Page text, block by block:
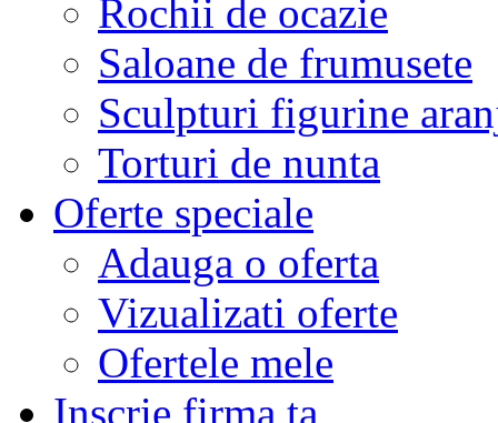
Rochii de ocazie
Saloane de frumusete
Sculpturi figurine
Torturi de nunta
Oferte speciale
Adauga o oferta
Vizualizati oferte
Ofertele mele
Inscrie firma ta